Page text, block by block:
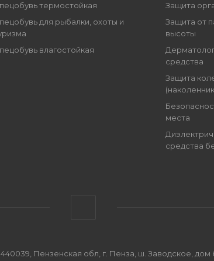
термостойкая
для рыбалки, охоты и
влагостойкая
Защита
Защита от
высоты
средства
Защита
места
средства
Пензенская обл, г. Пенза, ш. Заводское, дом